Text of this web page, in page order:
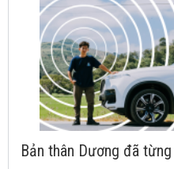
Bản thân Dương đã